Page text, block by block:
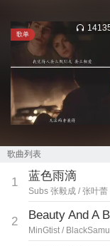
歌单
歌曲列表
1 蓝色雨滴
Subs 张毅成 / 张叶蕾
2 Beauty And A
MinGtist /